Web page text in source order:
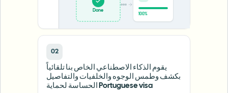
Done
100%
02
يقوم الذكاء الاصطناعي الخاص بنا تلقائياً
بكشف وطمس الوجوه والخلفيات والتفاصيل
الحساسة لحماية Portuguese visa